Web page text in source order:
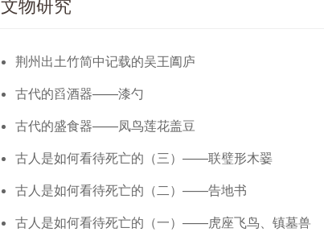
荆州出土竹简中记载的吴王阖庐
古代的舀酒器——漆勺
古代的盛食器——凤鸟莲花盖豆
古人是如何看待死亡的（三）——联璧形木翣
古人是如何看待死亡的（二）——告地书
古人是如何看待死亡的（一）——虎座飞鸟、镇墓兽